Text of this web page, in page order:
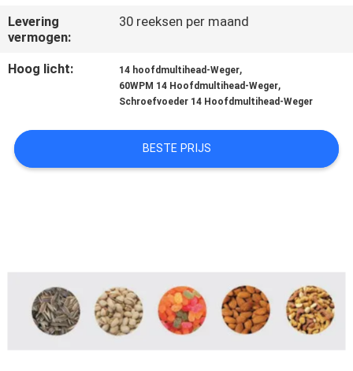
ONS
OP
GEVALLEN
SITEMAP
Levering
vermogen:
30 reeksen per maand
Hoog licht: 14 hoofdmultihead-Weger,
60WPM 14 Hoofdmultihead-Weger,
Schroefvoeder 14 Hoofdmultihead-Weger
BESTE PRIJS